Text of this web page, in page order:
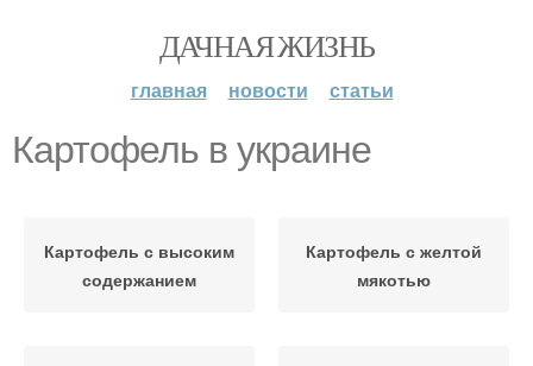
ДАЧНАЯ ЖИЗНЬ
главная новости статьи
Картофель в украине
Картофель с высоким
содержанием
Картофель с желтой
мякотью